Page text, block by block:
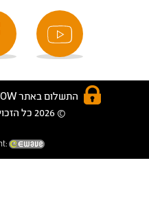
התשלום באתר WOW מאובטח בטכנולוגית SSL
© 2026 כל הזכויות שמורות